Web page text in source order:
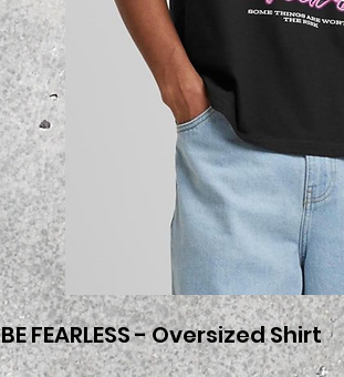
BE FEARLESS - Oversized Shirt